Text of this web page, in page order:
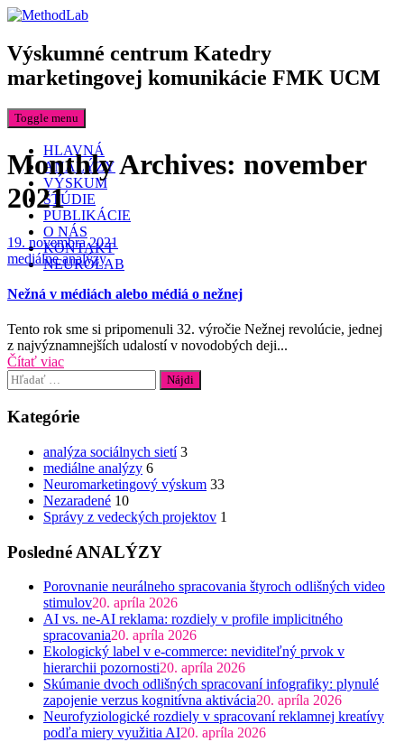
Výskumné centrum Katedry
marketingovej komunikácie FMK UCM
Toggle menu
HLAVNÁ
ANALÝZY
VÝSKUM
ŠTÚDIE
PUBLIKÁCIE
O NÁS
KONTAKT
NEUROLAB
Monthly Archives: november
2021
Date
19. novembra 2021
Categories
mediálne analýzy
Nežná v médiách alebo médiá o nežnej
Tento rok sme si pripomenuli 32. výročie Nežnej revolúcie, jednej
z najvýznamnejších udalostí v novodobých deji...
Čítať viac
Hľadať:
Kategórie
analýza sociálnych sietí 3
mediálne analýzy 6
Neuromarketingový výskum 33
Nezaradené 10
Správy z vedeckých projektov 1
Posledné ANALÝZY
Porovnanie neurálneho spracovania štyroch odlišných video
stimulov20. apríla 2026
AI vs. ne-AI reklama: rozdiely v profile implicitného
spracovania20. apríla 2026
Ekologický label v e-commerce: neviditeľný prvok v
hierarchii pozornosti20. apríla 2026
Skúmanie dvoch odlišných spracovaní infografiky: plynulé
zapojenie verzus kognitívna aktivácia20. apríla 2026
Neurofyziologické rozdiely v spracovaní reklamnej kreatívy
podľa miery využitia AI20. apríla 2026